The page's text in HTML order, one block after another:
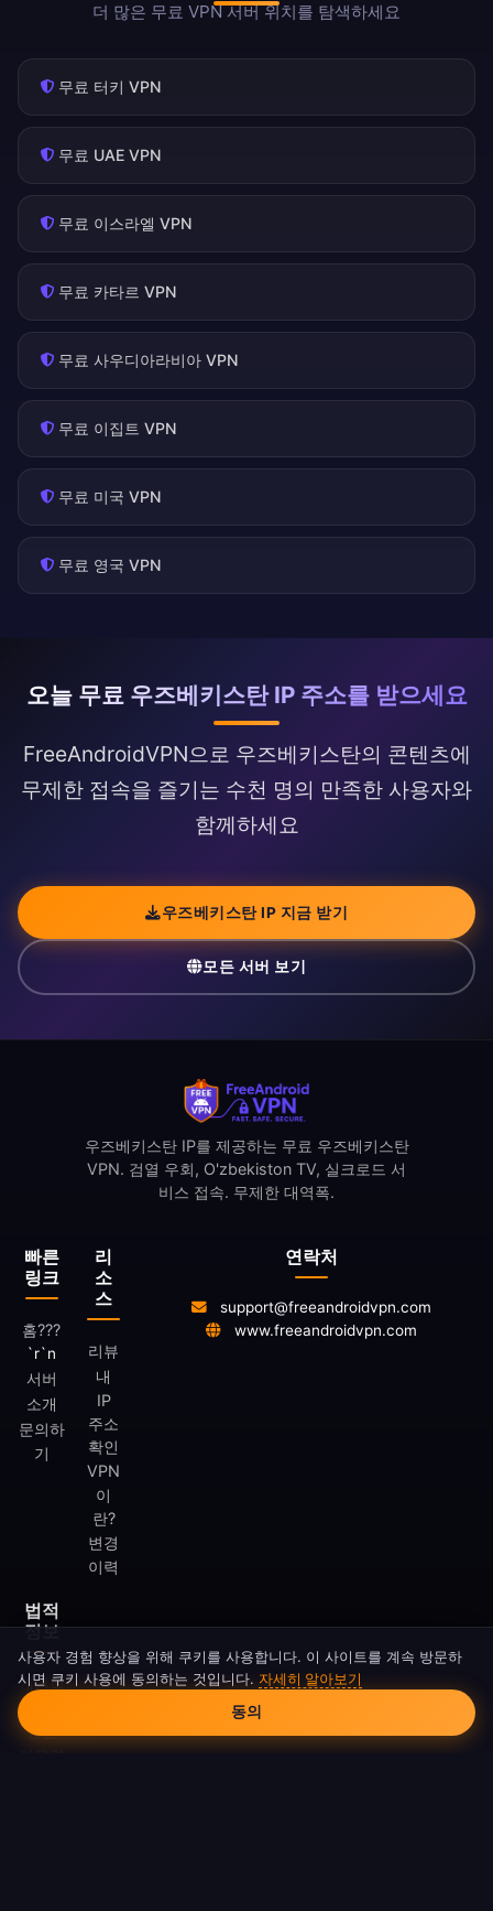
더 많은 무료 VPN 서버 위치를 탐색하세요
무료 터키 VPN
무료 UAE VPN
무료 이스라엘 VPN
무료 카타르 VPN
무료 사우디아라비아 VPN
무료 이집트 VPN
무료 미국 VPN
무료 영국 VPN
오늘 무료 우즈베키스탄 IP 주소를 받으세요
FreeAndroidVPN으로 우즈베키스탄의 콘텐츠에
무제한 접속을 즐기는 수천 명의 만족한 사용자와
함께하세요
우즈베키스탄 IP 지금 받기
모든 서버 보기
빠른
링크
홈???
`r`n
서버
소개
문의하
기
리
소
스
리뷰
내
IP
주소
확인
VPN
이
란?
변경
이력
법적
정보
개인정
보처리
방침
우즈베키스탄 IP를 제공하는 무료 우즈베키스탄
VPN. 검열 우회, O'zbekiston TV, 실크로드 서
비스 접속. 무제한 대역폭.
연락처
support@freeandroidvpn.com
www.freeandroidvpn.com
쿠키 동의
사용자 경험 향상을 위해 쿠키를 사용합니다. 이 사이트를 계속 방문하
시면 쿠키 사용에 동의하는 것입니다. 자세히 알아보기
동의